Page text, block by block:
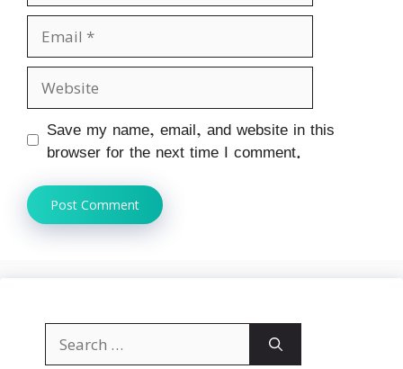
Email
Website
Save my name, email, and website in this
browser for the next time I comment.
Search
for: